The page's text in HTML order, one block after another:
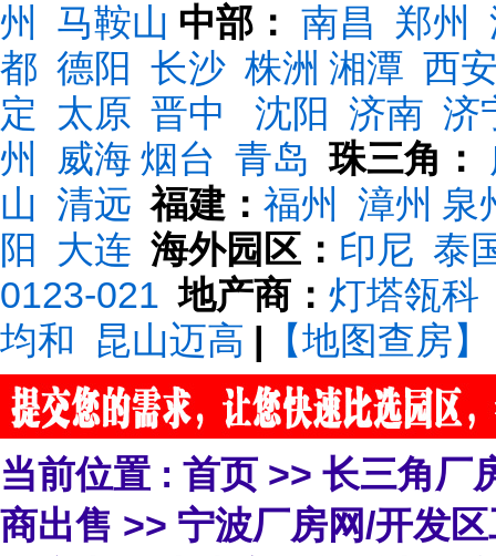
州
马鞍山 中部： 南昌 郑州
都 德阳 长沙 株洲 湘潭 西
定 太原 晋中 沈阳 济南 济
州
威海 烟台 青岛 珠三角：
山 清远 福建： 福州 漳州 泉
阳
大连 海外园区： 印尼 泰
0123-021 地产商： 灯塔瓴科
均和
昆山迈高 | 【地图查房】
当前位置 : 首页 >> 长三角厂
商出售 >> 宁波厂房网/开发